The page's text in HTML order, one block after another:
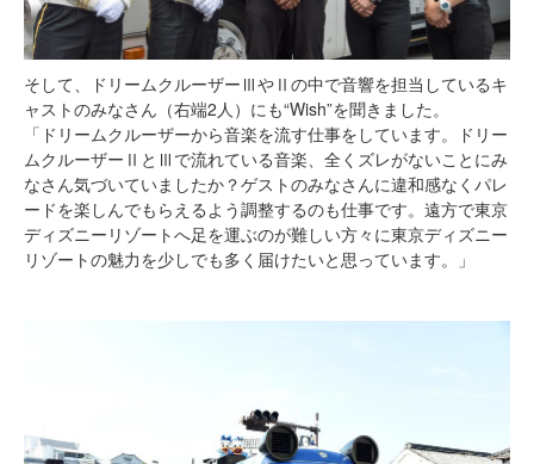
そして、ドリームクルーザーⅢやⅡの中で音響を担当しているキ
ャストのみなさん（右端2人）にも“Wish”を聞きました。
「ドリームクルーザーから音楽を流す仕事をしています。ドリー
ムクルーザーⅡとⅢで流れている音楽、全くズレがないことにみ
なさん気づいていましたか？ゲストのみなさんに違和感なくパレ
ードを楽しんでもらえるよう調整するのも仕事です。遠方で東京
ディズニーリゾートへ足を運ぶのが難しい方々に東京ディズニー
リゾートの魅力を少しでも多く届けたいと思っています。」